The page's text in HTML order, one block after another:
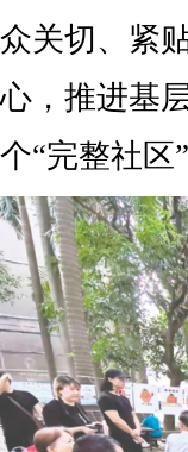
众关切、紧
心，推进基
个“完整社区